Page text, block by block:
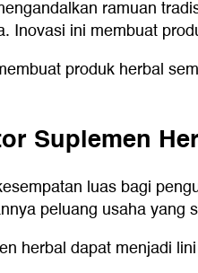
ramuan
Inovasi ini membuat
produk herbal
Suplemen
luas bagi
peluang usaha yang
herbal dapat menjadi